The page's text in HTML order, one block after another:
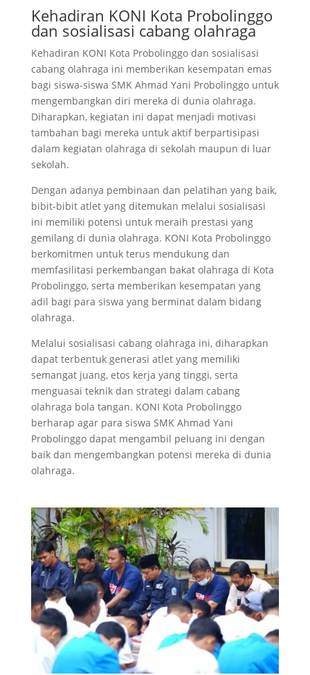
Kehadiran KONI Kota Probolinggo
dan sosialisasi cabang olahraga
Kehadiran KONI Kota Probolinggo dan sosialisasi
cabang olahraga ini memberikan kesempatan emas
bagi siswa-siswa SMK Ahmad Yani Probolinggo untuk
mengembangkan diri mereka di dunia olahraga.
Diharapkan, kegiatan ini dapat menjadi motivasi
tambahan bagi mereka untuk aktif berpartisipasi
dalam kegiatan olahraga di sekolah maupun di luar
sekolah.
Dengan adanya pembinaan dan pelatihan yang baik,
bibit-bibit atlet yang ditemukan melalui sosialisasi
ini memiliki potensi untuk meraih prestasi yang
gemilang di dunia olahraga. KONI Kota Probolinggo
berkomitmen untuk terus mendukung dan
memfasilitasi perkembangan bakat olahraga di Kota
Probolinggo, serta memberikan kesempatan yang
adil bagi para siswa yang berminat dalam bidang
olahraga.
Melalui sosialisasi cabang olahraga ini, diharapkan
dapat terbentuk generasi atlet yang memiliki
semangat juang, etos kerja yang tinggi, serta
menguasai teknik dan strategi dalam cabang
olahraga bola tangan. KONI Kota Probolinggo
berharap agar para siswa SMK Ahmad Yani
Probolinggo dapat mengambil peluang ini dengan
baik dan mengembangkan potensi mereka di dunia
olahraga.